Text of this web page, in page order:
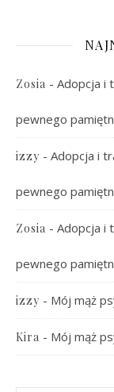
Zosia - Adopcja i
pewnego
izzy - Adopcja i
pewnego
Zosia - Adopcja i
pewnego
izzy - Mój mąż
Kira - Mój mąż